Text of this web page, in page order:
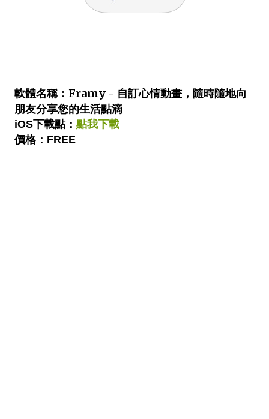
軟體名稱： Framy - 自訂心情動畫，隨時隨地向
朋友分享您的生活點滴
iOS下載點： 點我下載
價格：FREE